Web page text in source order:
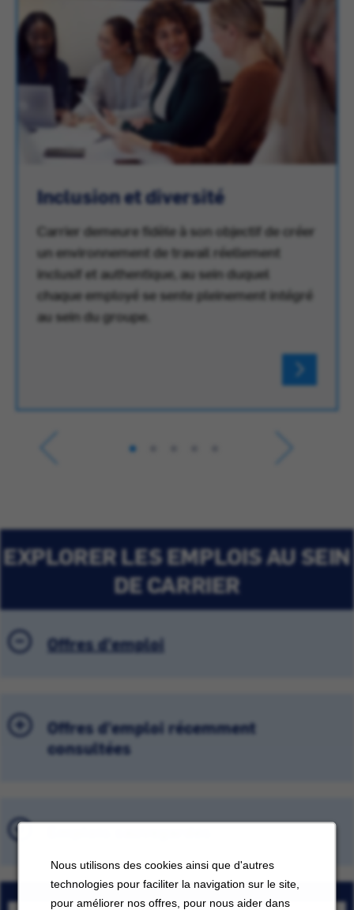
Nous utilisons des cookies ainsi que d'autres
technologies pour faciliter la navigation sur le site,
pour améliorer nos offres, pour nous aider dans
Inclusion et diversité
Carrier demeure fidèle à son objectif de créer
un environnement de travail réellement
inclusif et authentique, au sein duquel
chaque employé se sente pleinement intégré
au sein du groupe.
EXPLORER LES EMPLOIS AU SEIN
DE CARRIER
Offres d'emploi
Offres d'emploi récemment
consultées
Emplois sauvegardés